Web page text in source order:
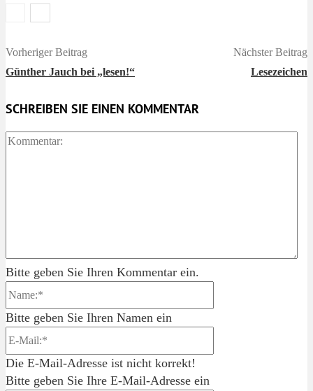
Vorheriger Beitrag
Günther Jauch bei „lesen!“
Nächster Beitrag
Lesezeichen
SCHREIBEN SIE EINEN KOMMENTAR
Bitte geben Sie Ihren Kommentar ein.
Bitte geben Sie Ihren Namen ein
Mail:*
Die E-Mail-Adresse ist nicht korrekt!
Bitte geben Sie Ihre E-Mail-Adresse ein